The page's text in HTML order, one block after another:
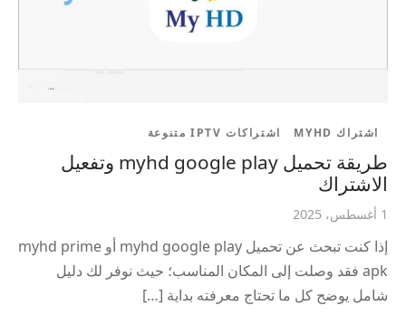
اشتراك MYHD اشتراكات IPTV متنوعة
طريقة تحميل myhd google play وتفعيل
الاشتراك
1 أغسطس، 2025
إذا كنت تبحث عن تحميل myhd google play أو myhd prime
apk فقد وصلت إلى المكان المناسب؛ حيث نوفر لك دليل
شامل يوضح كل ما تحتاج معرفته بداية […]